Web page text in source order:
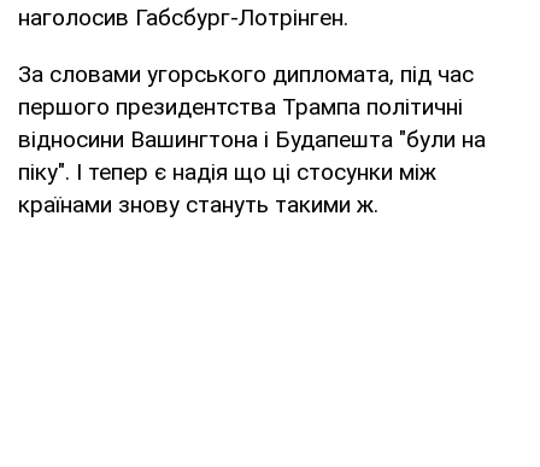
наголосив Габсбург-Лотрінген.
За словами угорського дипломата, під час
першого президентства Трампа політичні
відносини Вашингтона і Будапешта "були на
піку". І тепер є надія що ці стосунки між
країнами знову стануть такими ж.